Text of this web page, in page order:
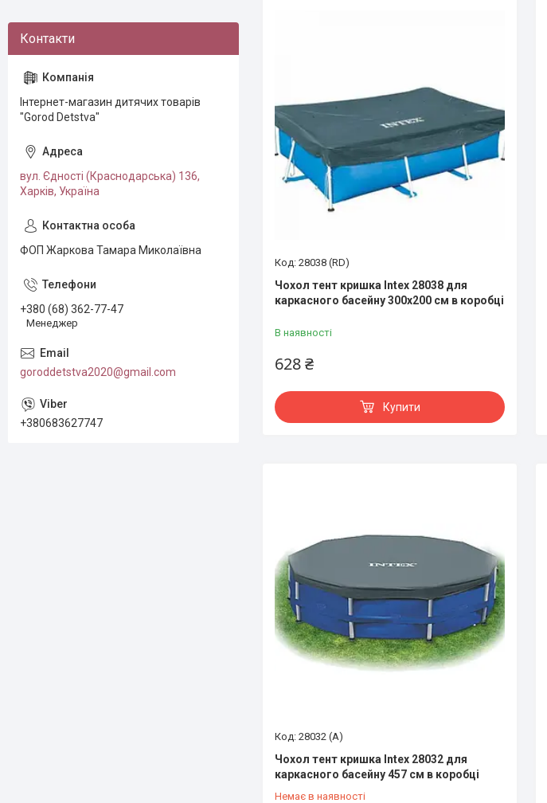
28038 (RD)
Чохол тент кришка Intex 28038 для
каркасного басейну 300х200 см в коробці
В наявності
628 ₴
Купити
28032 (А)
Чохол тент кришка Intex 28032 для
каркасного басейну 457 см в коробці
Немає в наявності
Інтернет-магазин дитячих товарів
"Gorod Detstva"
вул. Єдності (Краснодарська) 136,
Харків, Україна
ФОП Жаркова Тамара Миколаївна
+380 (68) 362-77-47
Менеджер
goroddetstva2020@gmail.com
+380683627747